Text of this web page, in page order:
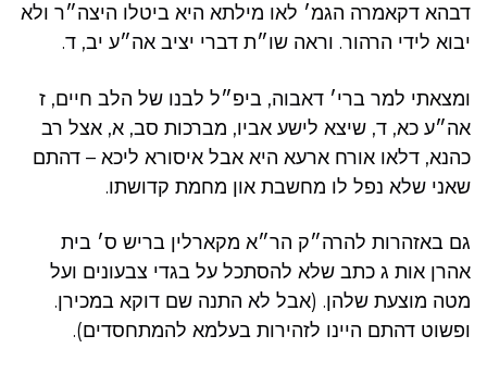
דבהא דקאמרה הגמ׳ לאו מילתא היא ביטלו היצה״ר ולא
יבוא לידי הרהור. וראה שו״ת דברי יציב אה״ע יב, ד.
ומצאתי למר ברי׳ דאבוה, ביפ״ל לבנו של הלב חיים, ז
אה״ע כא, ד, שיצא לישע אביו, מברכות סב, א, אצל רב
כהנא, דלאו אורח ארעא היא אבל איסורא ליכא – דהתם
שאני שלא נפל לו מחשבת און מחמת קדושתו.
גם באזהרות להרה״ק הר״א מקארלין בריש ס׳ בית
אהרן אות ג כתב שלא להסתכל על בגדי צבעונים ועל
מטה מוצעת שלהן. (אבל לא התנה שם דוקא במכירן.
ופשוט דהתם היינו לזהירות בעלמא להמתחסדים).